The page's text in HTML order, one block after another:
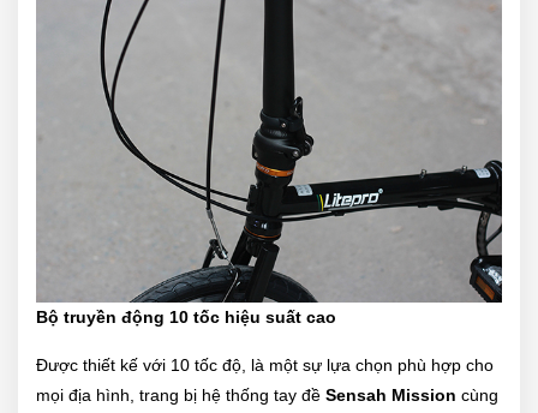
Bộ truyền động 10 tốc hiệu suất cao
Được thiết kế với 10 tốc độ, là một sự lựa chọn phù hợp cho
mọi địa hình, trang bị hệ thống tay đề Sensah Mission cùng